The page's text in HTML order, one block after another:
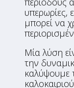
υπερωρίες,
μπορεί να
Μία λύση
την
καλύψουμε